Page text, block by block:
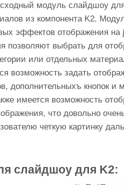
модуль слайдшоу
из компонента K2.
эффектов отображения на
позволяют выбрать для
или отдельных
возможность задать
дополнительныхъ кнопок и
имеется возможность
что довольно
четкую картинку
слайдшоу для K2: